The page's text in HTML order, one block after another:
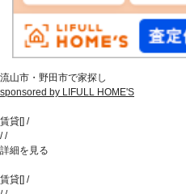
流山市・野田市で家探し
sponsored by LIFULL HOME'S
賃貸[] /
//
詳細を見る
賃貸[] /